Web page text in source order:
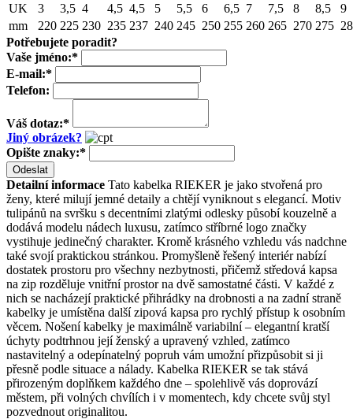
UK
3 3,5 4 4,5 4,5 5 5,5 6 6,5 7 7,5 8 8,5
9
mm
220 225 230 235 237 240 245 250 255 260 265 270 275
Potřebujete poradit?
Vaše jméno:*
E-mail:*
Telefon:
Váš dotaz:*
Jiný obrázek?
Opište znaky:*
Odeslat
Detailní informace Tato kabelka RIEKER je jako stvořená pro
ženy, které milují jemné detaily a chtějí vyniknout s elegancí. Motiv
tulipánů na svršku s decentními zlatými odlesky působí kouzelně a
dodává modelu nádech luxusu, zatímco stříbrné logo značky
vystihuje jedinečný charakter. Kromě krásného vzhledu vás nadchne
také svojí praktickou stránkou. Promyšleně řešený interiér nabízí
dostatek prostoru pro všechny nezbytnosti, přičemž středová kapsa
na zip rozděluje vnitřní prostor na dvě samostatné části. V každé z
nich se nacházejí praktické přihrádky na drobnosti a na zadní straně
kabelky je umístěna další zipová kapsa pro rychlý přístup k osobním
věcem. Nošení kabelky je maximálně variabilní – elegantní kratší
úchyty podtrhnou její ženský a upravený vzhled, zatímco
nastavitelný a odepínatelný popruh vám umožní přizpůsobit si ji
přesně podle situace a nálady. Kabelka RIEKER se tak stává
přirozeným doplňkem každého dne – spolehlivě vás doprovází
městem, při volných chvílích i v momentech, kdy chcete svůj styl
pozvednout originalitou.